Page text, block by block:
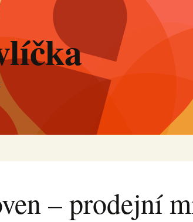
– prodejní